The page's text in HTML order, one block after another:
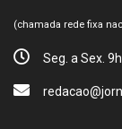
(chamada rede fixa
Seg. a Sex.